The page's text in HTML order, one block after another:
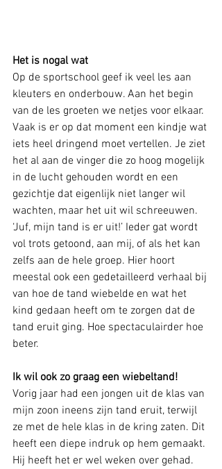
Het is nogal wat
Op de sportschool geef ik veel les aan
kleuters en onderbouw. Aan het begin
van de les groeten we netjes voor elkaar.
Vaak is er op dat moment een kindje wat
iets heel dringend moet vertellen. Je ziet
het al aan de vinger die zo hoog mogelijk
in de lucht gehouden wordt en een
gezichtje dat eigenlijk niet langer wil
wachten, maar het uit wil schreeuwen.
‘Juf, mijn tand is er uit!’ Ieder gat wordt
vol trots getoond, aan mij, of als het kan
zelfs aan de hele groep. Hier hoort
meestal ook een gedetailleerd verhaal bij
van hoe de tand wiebelde en wat het
kind gedaan heeft om te zorgen dat de
tand eruit ging. Hoe spectaculairder hoe
beter.
Ik wil ook zo graag een wiebeltand!
Vorig jaar had een jongen uit de klas van
mijn zoon ineens zijn tand eruit, terwijl
ze met de hele klas in de kring zaten. Dit
heeft een diepe indruk op hem gemaakt.
Hij heeft het er wel weken over gehad.